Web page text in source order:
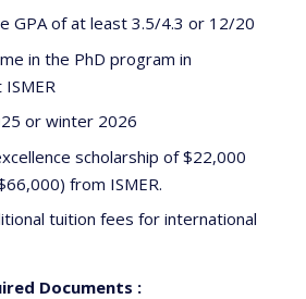
GPA of at least 3.5/4.3 or 12/20
in the PhD program in
or winter 2026
scholarship of $22,000
from ISMER.
tuition fees for international
Documents :